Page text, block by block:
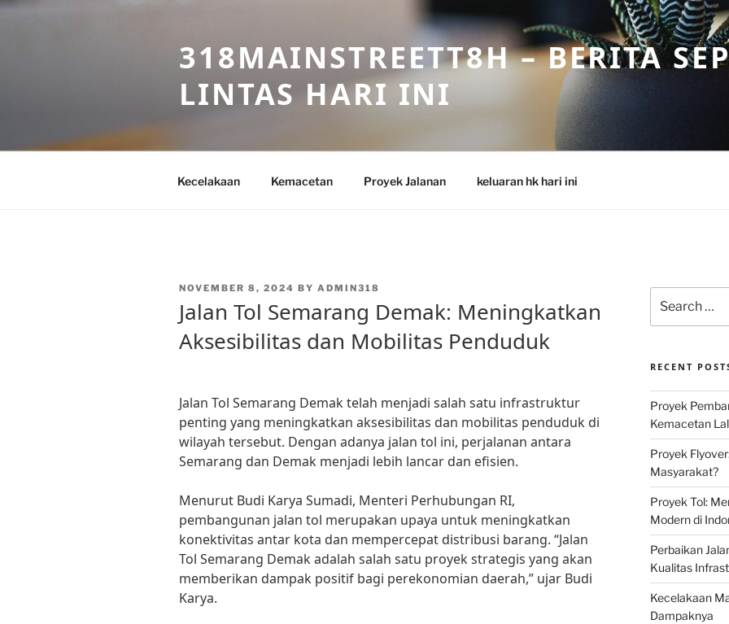
Skip
318MAINSTREETT8H – BERITA
LINTAS HARI INI
Kecelakaan Kemacetan Proyek Jalanan keluaran hk hari ini
POSTED
NOVEMBER 8, 2024 BY ADMIN318
Jalan Tol Semarang Demak: Meningkatkan
Aksesibilitas dan Mobilitas Penduduk
Jalan Tol Semarang Demak telah menjadi salah satu infrastruktur
penting yang meningkatkan aksesibilitas dan mobilitas penduduk di
wilayah tersebut. Dengan adanya jalan tol ini, perjalanan antara
Semarang dan Demak menjadi lebih lancar dan efisien.
Menurut Budi Karya Sumadi, Menteri Perhubungan RI,
pembangunan jalan tol merupakan upaya untuk meningkatkan
konektivitas antar kota dan mempercepat distribusi barang. “Jalan
Tol Semarang Demak adalah salah satu proyek strategis yang akan
memberikan dampak positif bagi perekonomian daerah,” ujar Budi
Karya.
for:
RECENT
Proyek
Kemacetan
Proyek
Masyarakat?
Proyek Tol:
Modern di
Perbaikan
Kualitas
Kecelakaan
Dampaknya